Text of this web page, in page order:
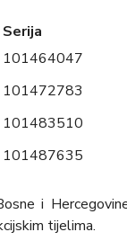
Serija
101464047
101472783
101483510
101487635
i
tijelima.